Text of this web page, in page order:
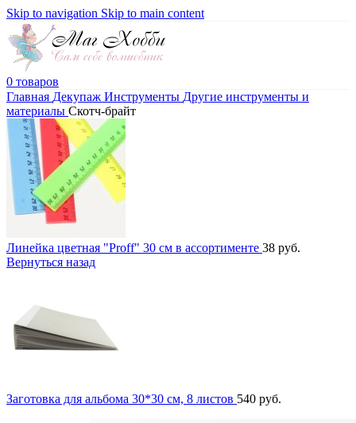
Skip to navigation Skip to main content
0 товаров
Главная Декупаж Инструменты Другие инструменты и
материалы Скотч-брайт
Линейка цветная "Proff" 30 см в ассортименте 38 руб.
Вернуться назад
Заготовка для альбома 30*30 см, 8 листов 540 руб.